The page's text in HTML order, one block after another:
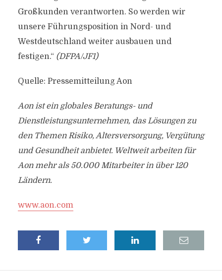
Großkunden verantworten. So werden wir
unsere Führungsposition in Nord- und
Westdeutschland weiter ausbauen und
festigen.“ (DFPA/JF1)
Quelle: Pressemitteilung Aon
Aon ist ein globales Beratungs- und
Dienstleistungsunternehmen, das Lösungen zu
den Themen Risiko, Altersversorgung, Vergütung
und Gesundheit anbietet. Weltweit arbeiten für
Aon mehr als 50.000 Mitarbeiter in über 120
Ländern.
www.aon.com